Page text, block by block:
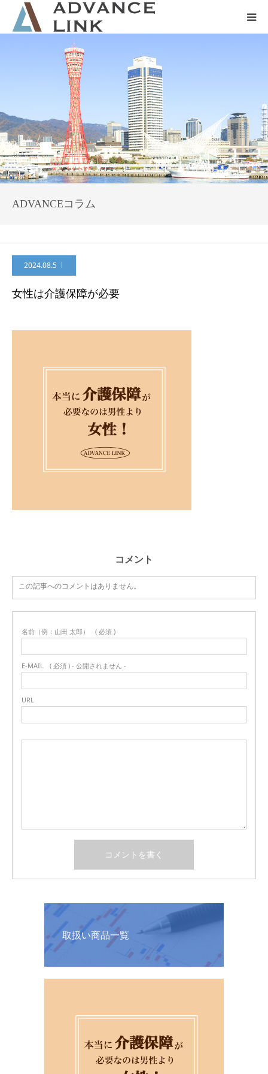
ADVANCEコラム
2024.08.5
女性は介護保障が必要
コメント
この記事へのコメントはありません。
名前（例：山田 太郎） ( 必須 )
E-MAIL ( 必須 ) - 公開されません -
URL
取扱い商品一覧
会社概要
ネット保険
事業保険